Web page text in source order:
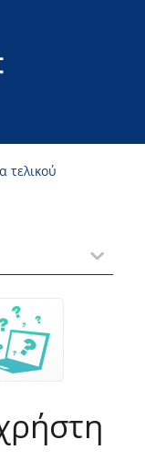
τελικού